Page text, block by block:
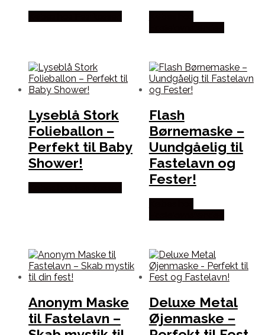
Lyseblå Stork
Folieballon –
Perfekt til Baby
Shower!
Flash
Børnemaske –
Uundgåelig til
Fastelavn og
Fester!
Anonym Maske
til Fastelavn –
Deluxe Metal
Øjenmaske –